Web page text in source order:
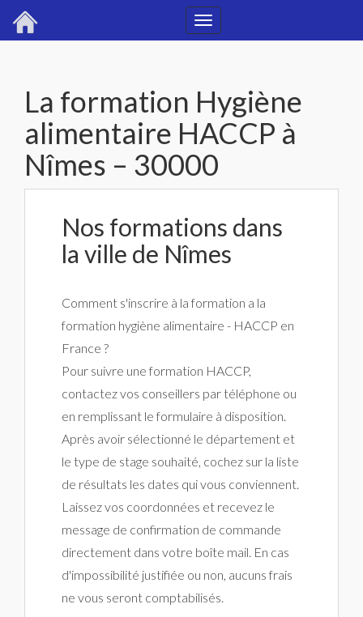
Toggle
La formation Hygiène
alimentaire HACCP à
Nîmes – 30000
Nos formations dans
la ville de Nîmes
Comment s'inscrire à la formation a la
formation hygiène alimentaire - HACCP en
France ?
Pour suivre une formation HACCP,
contactez vos conseillers par téléphone ou
en remplissant le formulaire à disposition.
Après avoir sélectionné le département et
le type de stage souhaité, cochez sur la liste
de résultats les dates qui vous conviennent.
Laissez vos coordonnées et recevez le
message de confirmation de commande
directement dans votre boîte mail. En cas
d'impossibilité justifiée ou non, aucuns frais
ne vous seront comptabilisés.